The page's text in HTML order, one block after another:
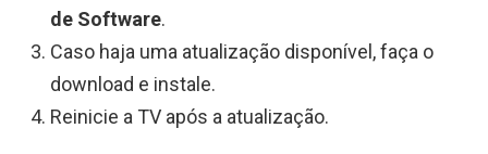
de Software.
Caso haja uma atualização disponível, faça o
download e instale.
Reinicie a TV após a atualização.